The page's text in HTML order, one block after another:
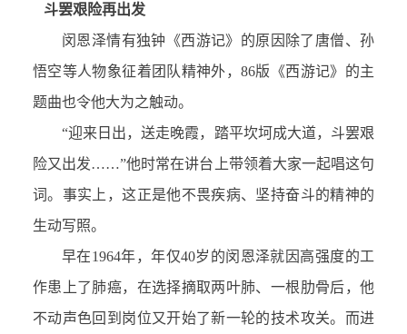
斗罢艰险再出发
闵恩泽情有独钟《西游记》的原因除了唐僧、孙
悟空等人物象征着团队精神外，86版《西游记》的主
题曲也令他大为之触动。
“迎来日出，送走晚霞，踏平坎坷成大道，斗罢艰
险又出发……”他时常在讲台上带领着大家一起唱这句
词。事实上，这正是他不畏疾病、坚持奋斗的精神的
生动写照。
早在1964年，年仅40岁的闵恩泽就因高强度的工
作患上了肺癌，在选择摘取两叶肺、一根肋骨后，他
不动声色回到岗位又开始了新一轮的技术攻关。而进